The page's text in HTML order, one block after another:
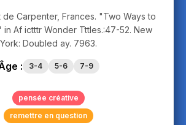
de Carpenter, Frances. "Two Ways to
in Af ictttr Wonder Tttles.:47-52. New
York: Doubled ay. 7963.
: 3-4 5-6 7-9
pensée créative
remettre en question